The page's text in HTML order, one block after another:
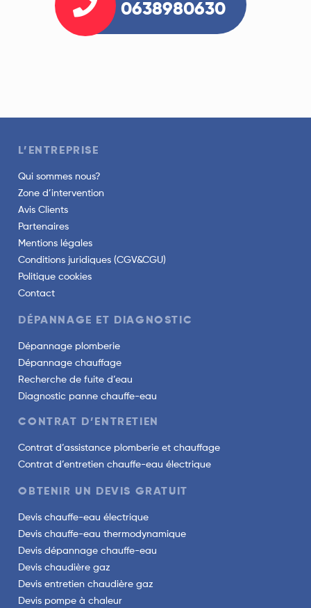
0638980630
L’ENTREPRISE
Qui sommes nous?
Zone d’intervention
Avis Clients
Partenaires
Mentions légales
Conditions juridiques (CGV&CGU)
Politique cookies
Contact
DÉPANNAGE ET DIAGNOSTIC
Dépannage plomberie
Dépannage chauffage
Recherche de fuite d’eau
Diagnostic panne chauffe-eau
CONTRAT D’ENTRETIEN
Contrat d’assistance plomberie et chauffage
Contrat d’entretien chauffe-eau électrique
OBTENIR UN DEVIS GRATUIT
Devis chauffe-eau électrique
Devis chauffe-eau thermodynamique
Devis dépannage chauffe-eau
Devis chaudière gaz
Devis entretien chaudière gaz
Devis pompe à chaleur